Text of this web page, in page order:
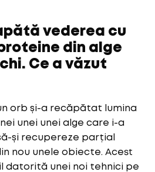
vederea cu
din alge
Ce a văzut
orb și-a recăpătat lumina
unei unei alge care i-a
și recupereze parțial
nou unele obiecte. Acest
datorită unei noi tehnici pe